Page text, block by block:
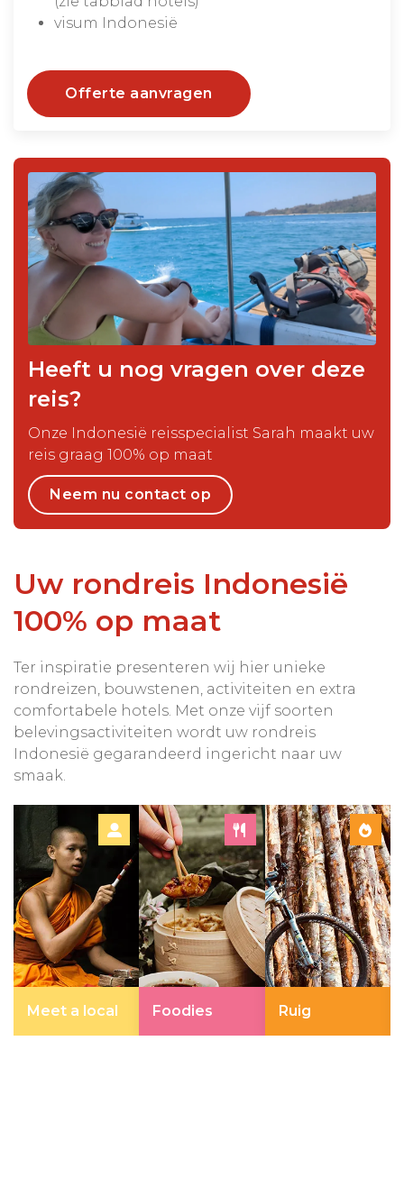
visum Indonesië
Offerte aanvragen
Heeft u nog vragen over deze
reis?
Onze Indonesië reisspecialist Sarah maakt uw
reis graag 100% op maat
Neem nu contact op
Uw rondreis Indonesië
100% op maat
Ter inspiratie presenteren wij hier unieke
rondreizen, bouwstenen, activiteiten en extra
comfortabele hotels. Met onze vijf soorten
belevingsactiviteiten wordt uw rondreis
Indonesië gegarandeerd ingericht naar uw
smaak.
Meet a local Foodies Ruig